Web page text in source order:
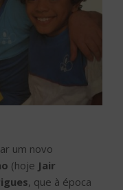
um novo
(hoje Jair
, que à época